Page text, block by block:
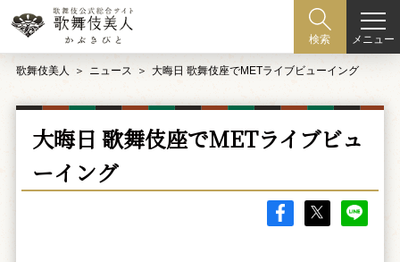
検索 メニュー
歌舞伎美人 ニュース 大晦日 歌舞伎座でMETライブビューイング
大晦日 歌舞伎座でMETライブビュ
ーイング